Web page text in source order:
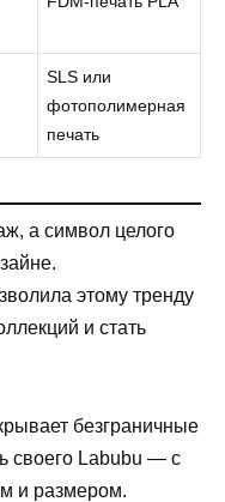
SLS или
фотополимерная
печать
а символ целого
этому тренду
и стать
безграничные
своего Labubu — с
и размером.